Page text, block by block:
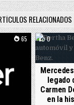
RELACIONADOS
65 0
legado
Carmen
en la